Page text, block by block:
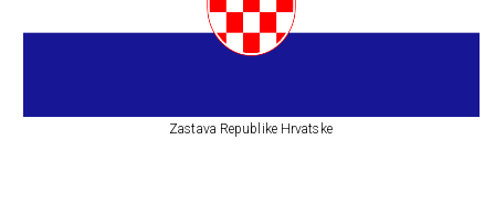
Zastava Republike Hrvatske